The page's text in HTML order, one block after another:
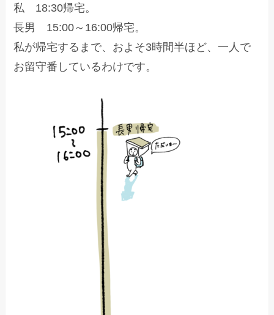
私 18:30帰宅。
長男 15:00～16:00帰宅。
私が帰宅するまで、およそ3時間半ほど、一人で
お留守番しているわけです。